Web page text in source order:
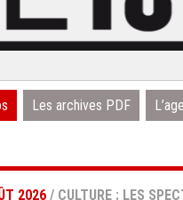
Les archives PDF
2026 / CULTURE : LES